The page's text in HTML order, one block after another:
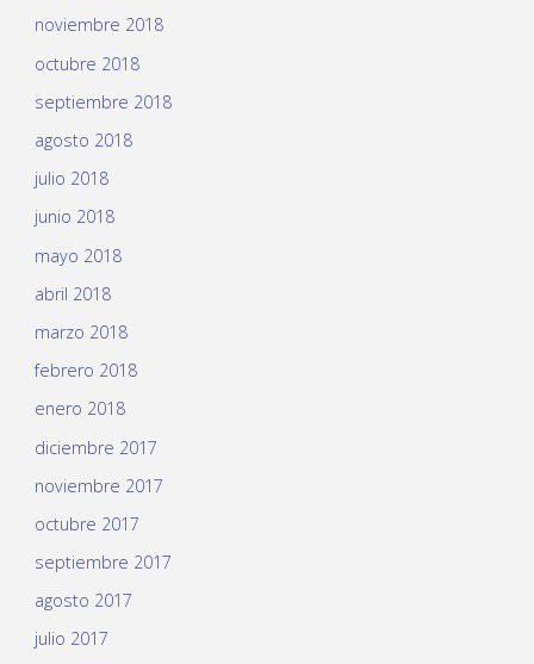
noviembre 2018
octubre 2018
septiembre 2018
agosto 2018
julio 2018
junio 2018
mayo 2018
abril 2018
marzo 2018
febrero 2018
enero 2018
diciembre 2017
noviembre 2017
octubre 2017
septiembre 2017
agosto 2017
julio 2017